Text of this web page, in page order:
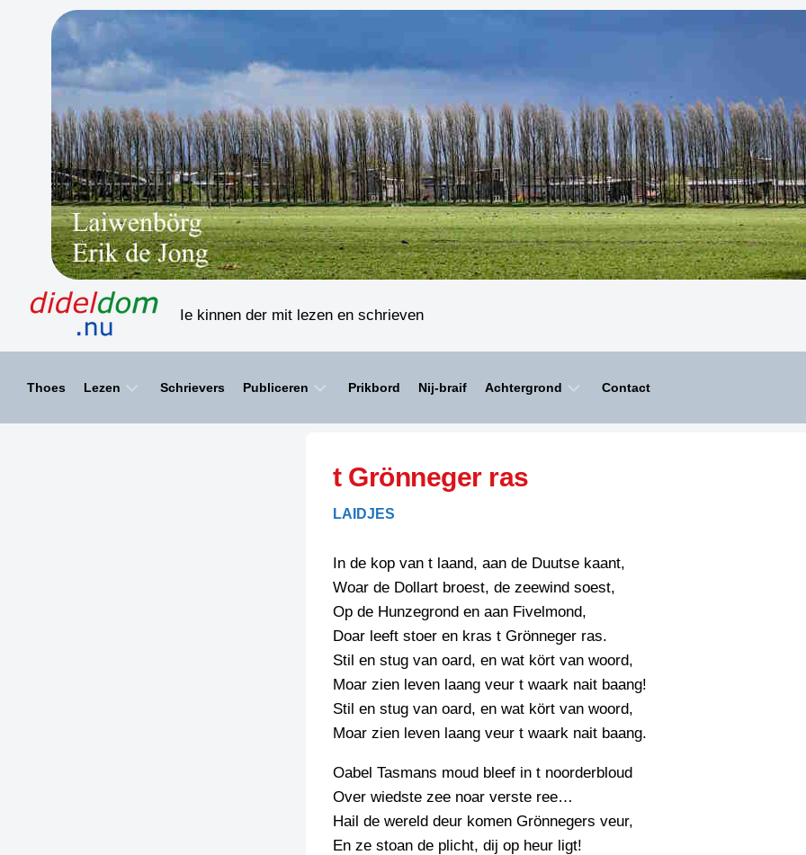
Ie kinnen der mit lezen en schrieven
Thoes Lezen
HAIKU’S
LIMERICKS
SCHRIEFWEDSTRIED
FLYER
INZENDENS
PERSBERICHT
SCHRIEFWEDSTRIED
INZENDENS
JURYRAPPORT
FOTO’S
2026
STRIPS
TIEDSCHRIFT
BIENOAMEN
LEGENDEN
RECEPTEN
SPREUKEN
VEURDRACHTEN
Schrievers Publiceren
SPELLENSCONTROLE
SCHRIEFREGELS
Prikbord Nij-braif Achtergrond
KREUZE
Contact
t Grönneger ras
LAIDJES
In de kop van t laand, aan de Duutse kaant,
Woar de Dollart broest, de zeewind soest,
Op de Hunzegrond en aan Fivelmond,
Doar leeft stoer en kras t Grönneger ras.
Stil en stug van oard, en wat kört van woord,
Moar zien leven laang veur t waark nait baang!
Stil en stug van oard, en wat kört van woord,
Moar zien leven laang veur t waark nait baang.
Oabel Tasmans moud bleef in t noorderbloud
Over wiedste zee noar verste ree…
Hail de wereld deur komen Grönnegers veur,
En ze stoan de plicht, dij op heur ligt!